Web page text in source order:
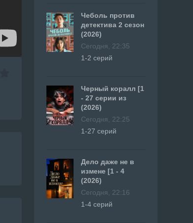
Чеболь против
детектива 2 сезон
(2026)
Сегодня, 22:35
1-2 серий
Черный коралл [1
- 27 серии из
(2026)
Сегодня, 22:25
1-27 серий
Дело даже не в
измене [1 - 4
(2026)
Сегодня, 22:16
1-4 серий